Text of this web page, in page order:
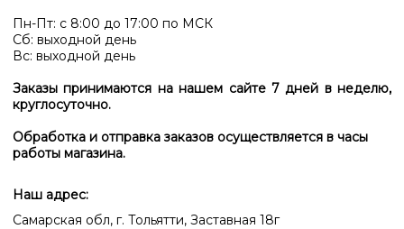
Пн-Пт: с 8:00 до 17:00 по МСК
Сб: выходной день
Вс: выходной день
Заказы принимаются на нашем сайте 7 дней в неделю,
круглосуточно.
Обработка и отправка заказов осуществляется в часы
работы магазина.
Наш адрес:
Самарская обл, г. Тольятти, Заставная 18г